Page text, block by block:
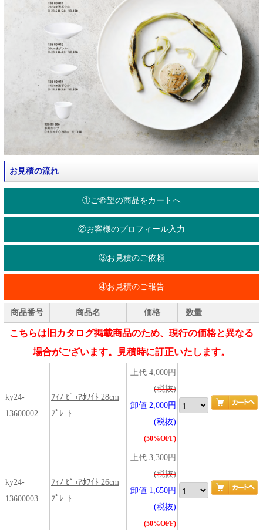
お見積の流れ
①ご希望の商品をカートへ
②お客様のプロフィール入力
③お見積のご依頼
④お見積のご報告
商品番号 商品名 価格 数量
こちらは旧カタログ掲載商品のため、現行の価格と異なる
場合がございます。見積時に訂正いたします。
ky24-
13600002
ﾌｨﾉ ﾋﾟｭｱﾎﾜｲﾄ 28cm
ﾌﾟﾚｰﾄ
上代 4,000円
(税抜)
卸値 2,000円
(税抜)
(50%OFF)
ky24-
13600003
ﾌｨﾉ ﾋﾟｭｱﾎﾜｲﾄ 26cm
ﾌﾟﾚｰﾄ
上代 3,300円
(税抜)
卸値 1,650円
(税抜)
(50%OFF)